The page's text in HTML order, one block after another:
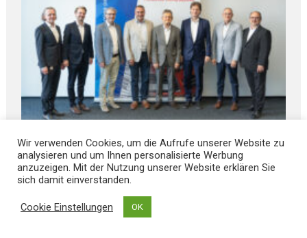
August 6, 2026
AUSTAUSCH mit einem G L O B A L Player aus
der REGION
Wir verwenden Cookies, um die Aufrufe unserer Website zu
analysieren und um Ihnen personalisierte Werbung
anzuzeigen. Mit der Nutzung unserer Website erklären Sie
sich damit einverstanden.
Cookie Einstellungen OK